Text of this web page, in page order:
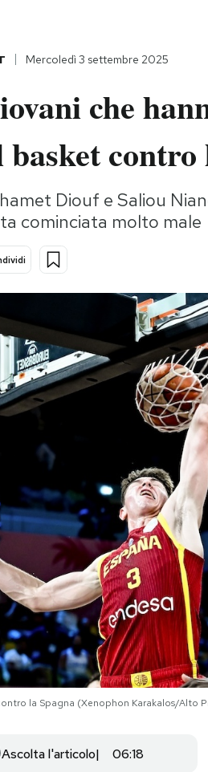
Mercoledì 3 settembre 2025
che
basket contro
Diouf e Saliou
cominciata molto male
la Spagna (Xenophon Karakalos/Alto
Ascolta l'articolo 06:18